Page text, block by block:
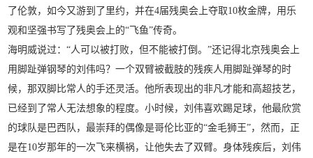
了伦敦，如今又游到了里约，并在4届残奥会上夺取10枚金牌，用乐
观和坚强书写了残奥会上的“飞鱼”传奇。
海明威说过：“人可以被打败，但不能被打倒。”还记得北京残奥会上
用脚趾弹钢琴的刘伟吗？一个双臂被截肢的残疾人用脚趾弹琴的时
候，那双脚比常人的手还灵活。他所表现出的非凡才能和高超技艺，
已经到了常人无法想象的程度。小时候，刘伟喜欢踢足球，他最欣赏
的球队是巴西队，最崇拜的偶像是哥伦比亚的“金毛狮王”，然而，正
是在10岁那年的一次飞来横祸，让他失去了双臂。身体残疾后，刘伟